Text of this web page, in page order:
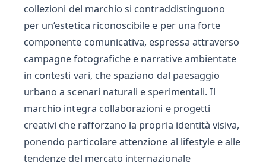
collezioni del marchio si contraddistinguono
per un’estetica riconoscibile e per una forte
componente comunicativa, espressa attraverso
campagne fotografiche e narrative ambientate
in contesti vari, che spaziano dal paesaggio
urbano a scenari naturali e sperimentali. Il
marchio integra collaborazioni e progetti
creativi che rafforzano la propria identità visiva,
ponendo particolare attenzione al lifestyle e alle
tendenze del mercato internazionale